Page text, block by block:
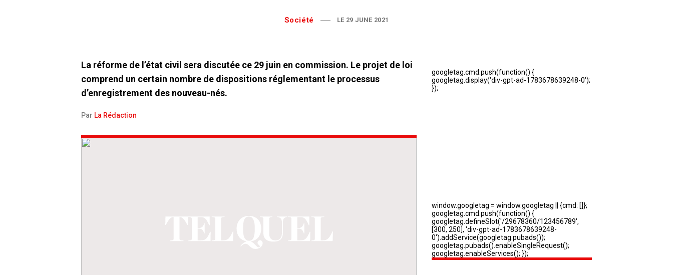
Société LE 29 JUNE 2021
La réforme de l’état civil sera discutée ce 29 juin en commission. Le projet de loi
comprend un certain nombre de dispositions réglementant le processus
d’enregistrement des nouveau-nés.
Par La Rédaction